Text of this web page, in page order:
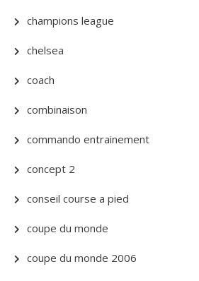
champions league
chelsea
coach
combinaison
commando entrainement
concept 2
conseil course a pied
coupe du monde
coupe du monde 2006